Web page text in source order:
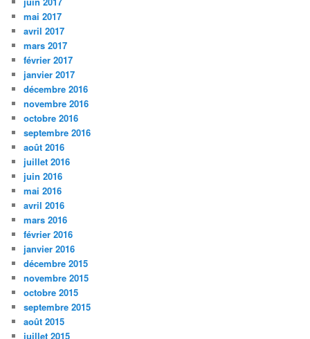
mai 2017
avril 2017
mars 2017
février 2017
janvier 2017
décembre 2016
novembre 2016
octobre 2016
septembre 2016
août 2016
juillet 2016
juin 2016
mai 2016
avril 2016
mars 2016
février 2016
janvier 2016
décembre 2015
novembre 2015
octobre 2015
septembre 2015
août 2015
juillet 2015